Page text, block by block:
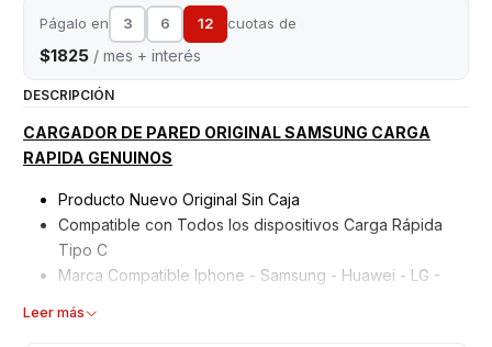
Págalo en 3 6 12 cuotas de
$1825 / mes + interés
DESCRIPCIÓN
CARGADOR DE PARED ORIGINAL SAMSUNG CARGA
RAPIDA GENUINOS
Producto Nuevo Original Sin Caja
Compatible con Todos los dispositivos Carga Rápida
Tipo C
Marca Compatible Iphone - Samsung - Huawei - LG -
Leer más